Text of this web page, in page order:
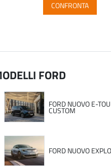
CONFRONTA
FORD
FORD NUOVO E-
CUSTOM
FORD NUOVO